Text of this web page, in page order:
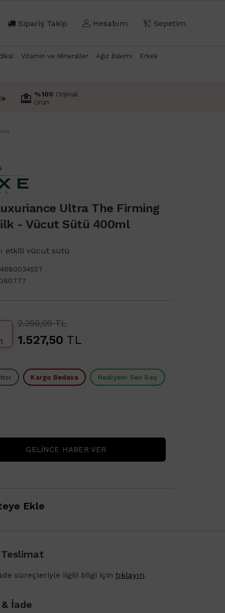
Sipariş Takip Hesabım 0 Sepetim
Vitamin ve Mineraller Ağız Bakımı Erkek
%100 Orijinal
Ürün
Ultra The Firming
- Vücut Sütü 400ml
etkili vücut sütü
D80777
2.350,00 TL
1.527,50 TL
Kargo Bedava Hediyeni Sen Seç
GELINCE HABER VER
Ekle
süreçleriyle ilgili bilgi için tıklayın.
İade